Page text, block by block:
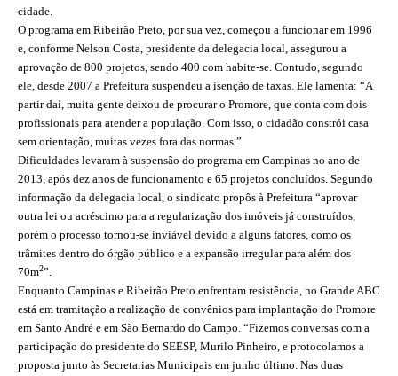
CONTATO
CURSOS
ENGENHEIRO EMPREENDEDOR
SEESP EDUCAÇÃO
PLATAFORMAS GRATUITAS
BENEFÍCIOS
APOSENTADORIA
CONVÊNIOS
PLANO DE SAÚDE
SEESPPREV
cidade.
O programa em Ribeirão Preto, por sua vez, começou a funcionar em 1996
e, conforme Nelson Costa, presidente da delegacia local, assegurou a
aprovação de 800 projetos, sendo 400 com habite-se. Contudo, segundo
ele, desde 2007 a Prefeitura suspendeu a isenção de taxas. Ele lamenta: “A
partir daí, muita gente deixou de procurar o Promore, que conta com dois
profissionais para atender a população. Com isso, o cidadão constrói casa
sem orientação, muitas vezes fora das normas.”
Dificuldades levaram à suspensão do programa em Campinas no ano de
2013, após dez anos de funcionamento e 65 projetos concluí­dos. Segundo
informação da delegacia local, o sindicato propôs à Prefeitura “aprovar
outra lei ou acréscimo para a regularização dos imóveis já construídos,
porém o processo tornou-se inviável devido a alguns fatores, como os
trâmites dentro do órgão público e a expansão irregular para além dos
70m2”.
Enquanto Campinas e Ribeirão Preto enfrentam resistência, no Grande ABC
está em tramitação a realização de convênios para implantação do Promore
em Santo André e em São Bernardo do Campo. “Fizemos conversas com a
participação do presidente do SEESP, Murilo Pinheiro, e protocolamos a
proposta junto às Secretarias Municipais em junho último. Nas duas